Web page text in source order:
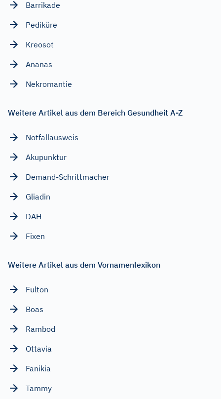
Barrikade
Pediküre
Kreosot
Ananas
Nekromantie
Weitere Artikel aus dem Bereich Gesundheit A-Z
Notfallausweis
Akupunktur
Demand-Schrittmacher
Gliadin
DAH
Fixen
Weitere Artikel aus dem Vornamenlexikon
Fulton
Boas
Rambod
Ottavia
Fanikia
Tammy